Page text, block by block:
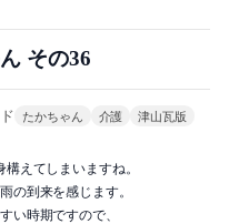
その36
たかちゃん 介護 津山瓦版
えてしまいますね。
の到来を感じます。
い時期ですので、